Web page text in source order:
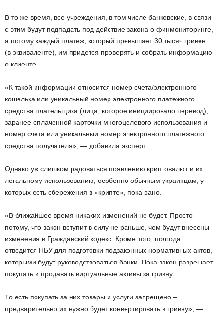
В то же время, все учреждения, в том числе банковские, в связи
с этим будут подпадать под действие закона о финмониторинге,
а потому каждый платеж, который превышает 30 тысяч гривен
(в эквиваленте), им придется проверять и собрать информацию
о клиенте.
«К такой информации относится номер счета/электронного
кошелька или уникальный номер электронного платежного
средства плательщика (лица, которое инициировало перевод),
заранее оплаченной карточки многоцелевого использования и
номер счета или уникальный номер электронного платежного
средства получателя», — добавила эксперт.
Однако уж слишком радоваться появлению криптовалют и их
легальному использованию, особенно обычным украинцам, у
которых есть сбережения в «крипте», пока рано.
«В ближайшее время никаких изменений не будет. Просто
потому, что закон вступит в силу не раньше, чем будут внесены
изменения в Гражданский кодекс. Кроме того, полгода
отводится НБУ для подготовки подзаконных нормативных актов,
которыми будут руководствоваться банки. Пока закон разрешает
покупать и продавать виртуальные активы за гривну.
То есть покупать за них товары и услуги запрещено –
предварительно их нужно будет конвертировать в гривну», —